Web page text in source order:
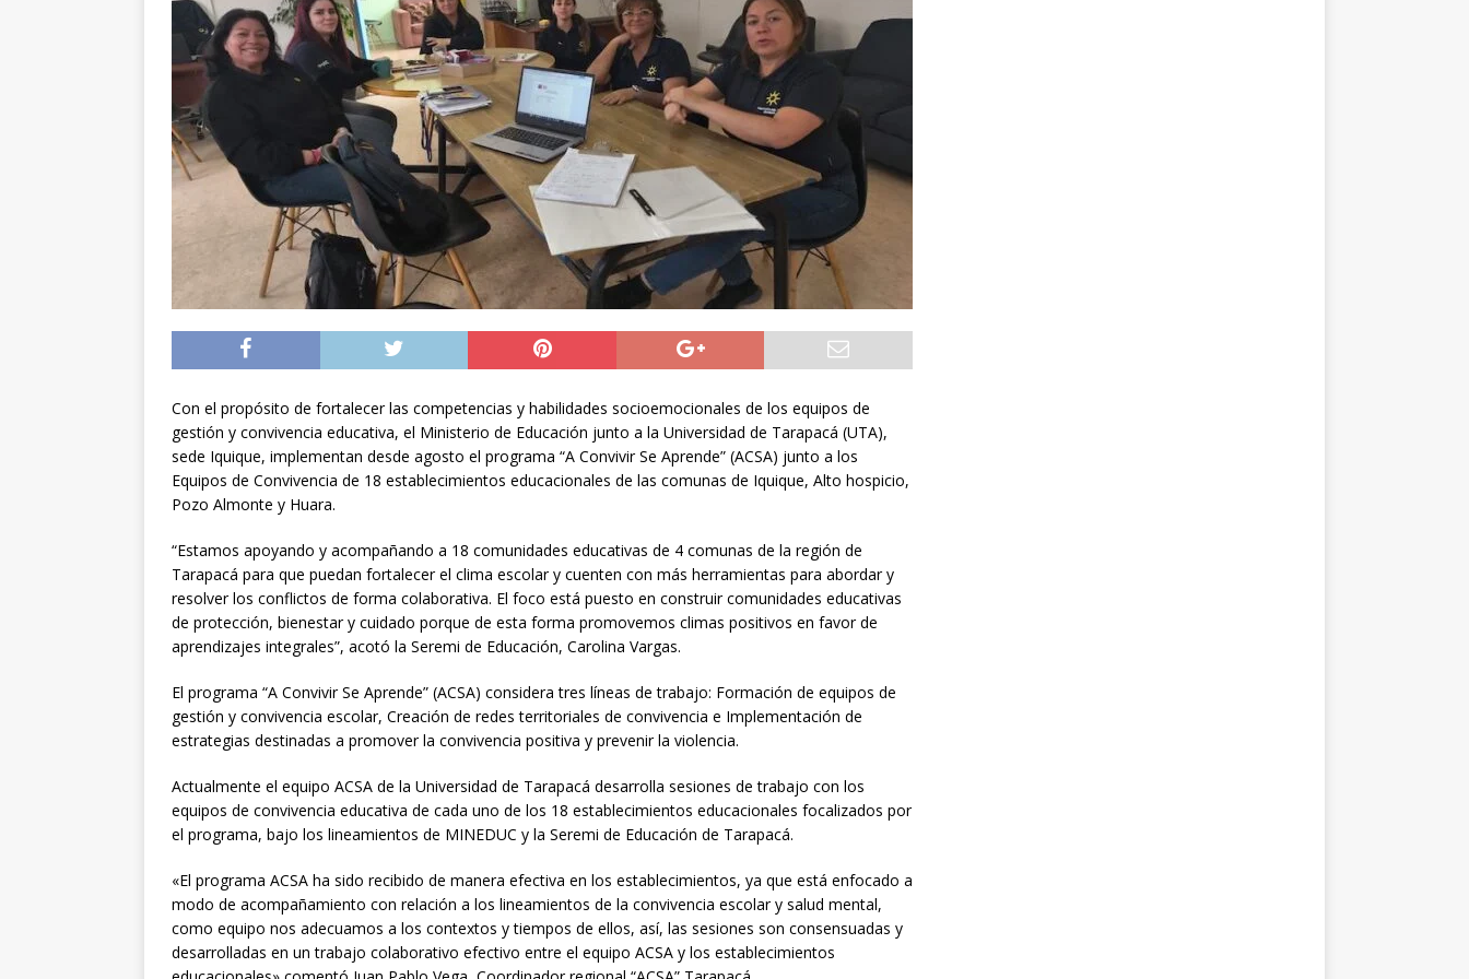
preventiva en la región
POLICIAL
[ 06/08/2026 ] El papa León XIV viajará a Uruguay, Argentina y Perú del 6 al 17 de
noviembre
INTERNACIONAL
[ 07/08/2026 ]
Diputado Jofré oficia a la SCJ para fiscalizar el impacto fiscal en la
Municipalidad y el GORE Tarapacá
DEPORTES
Con el propósito de fortalecer las competencias y habilidades socioemocionales de los equipos de
gestión y convivencia educativa, el Ministerio de Educación junto a la Universidad de Tarapacá (UTA),
sede Iquique, implementan desde agosto el programa “A Convivir Se Aprende” (ACSA) junto a los
Equipos de Convivencia de 18 establecimientos educacionales de las comunas de Iquique, Alto hospicio,
Pozo Almonte y Huara.
“Estamos apoyando y acompañando a 18 comunidades educativas de 4 comunas de la región de
Tarapacá para que puedan fortalecer el clima escolar y cuenten con más herramientas para abordar y
resolver los conflictos de forma colaborativa. El foco está puesto en construir comunidades educativas
de protección, bienestar y cuidado porque de esta forma promovemos climas positivos en favor de
aprendizajes integrales”, acotó la Seremi de Educación, Carolina Vargas.
El programa “A Convivir Se Aprende” (ACSA) considera tres líneas de trabajo: Formación de equipos de
gestión y convivencia escolar, Creación de redes territoriales de convivencia e Implementación de
estrategias destinadas a promover la convivencia positiva y prevenir la violencia.
Actualmente el equipo ACSA de la Universidad de Tarapacá desarrolla sesiones de trabajo con los
equipos de convivencia educativa de cada uno de los 18 establecimientos educacionales focalizados por
el programa, bajo los lineamientos de MINEDUC y la Seremi de Educación de Tarapacá.
«El programa ACSA ha sido recibido de manera efectiva en los establecimientos, ya que está enfocado a
modo de acompañamiento con relación a los lineamientos de la convivencia escolar y salud mental,
como equipo nos adecuamos a los contextos y tiempos de ellos, así, las sesiones son consensuadas y
desarrolladas en un trabajo colaborativo efectivo entre el equipo ACSA y los establecimientos